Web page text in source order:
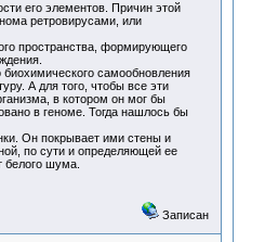
его элементов. Причин этой
ретровирусами, или
пространства, формирующего
самообновления
А для того, чтобы все эти
в котором он мог бы
в геноме. Тогда нашлось бы
Он покрывает ими стены и
по сути и определяющей ее
белого шума.
Записан